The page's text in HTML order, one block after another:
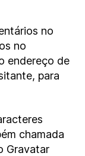
no
no
endereço de
para
chamada
Gravatar